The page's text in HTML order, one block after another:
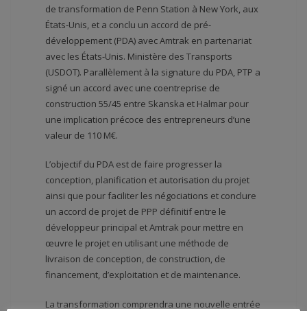
de transformation de Penn Station à New York, aux
États-Unis, et a conclu un accord de pré-
développement (PDA) avec Amtrak en partenariat
avec les États-Unis. Ministère des Transports
(USDOT). Parallèlement à la signature du PDA, PTP a
signé un accord avec une coentreprise de
construction 55/45 entre Skanska et Halmar pour
une implication précoce des entrepreneurs d’une
valeur de 110 M€.
L’objectif du PDA est de faire progresser la
conception, planification et autorisation du projet
ainsi que pour faciliter les négociations et conclure
un accord de projet de PPP définitif entre le
développeur principal et Amtrak pour mettre en
œuvre le projet en utilisant une méthode de
livraison de conception, de construction, de
financement, d’exploitation et de maintenance.
La transformation comprendra une nouvelle entrée